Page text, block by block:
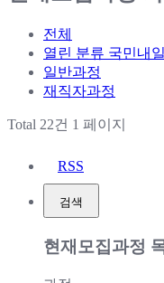
전체
열린 분류 국민내
일반과정
재직자과정
Total 22건 1 페이지
RSS
검색
현재모집과정